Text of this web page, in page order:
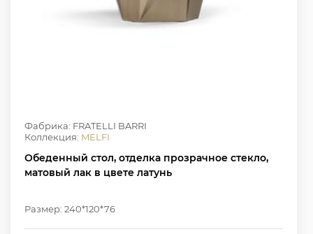
Фабрика: FRATELLI BARRI
Коллекция: MELFI
Обеденный стол, отделка прозрачное стекло,
матовый лак в цвете латунь
Размер: 240*120*76